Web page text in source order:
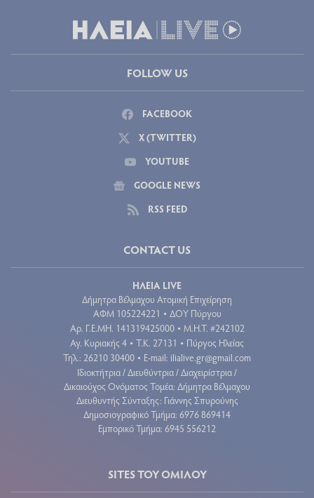
FOLLOW US
FACEBOOK
X (TWITTER)
YOUTUBE
GOOGLE NEWS
RSS FEED
CONTACT US
ΗΛΕΙΑ LIVE
Δήμητρα Βέλμαχου Ατομική Επιχείρηση
ΑΦΜ 105224221 • ΔΟΥ Πύργου
Aρ. Γ.Ε.ΜΗ. 141319425000 • Μ.Η.Τ. #242102
Αγ. Κυριακής 4 • Τ.Κ. 27131 • Πύργος Ηλείας
Τηλ.: 26210 30400 • E-mail: ilialive.gr@gmail.com
Ιδιοκτήτρια / Διευθύντρια / Διαχειρίστρια /
Δικαιούχος Ονόματος Τομέα: Δήμητρα Βέλμαχου
Διευθυντής Σύνταξης: Γιάννης Σπυρούνης
Δημοσιογραφικό Τμήμα: 6976 869414
Εμπορικό Τμήμα: 6945 556212
SITES ΤΟΥ ΟΜΙΛΟΥ